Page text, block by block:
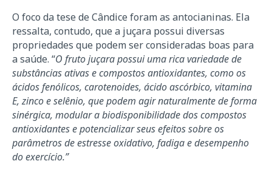
O foco da tese de Cândice foram as antocianinas. Ela
ressalta, contudo, que a juçara possui diversas
propriedades que podem ser consideradas boas para
a saúde. “O fruto juçara possui uma rica variedade de
substâncias ativas e compostos antioxidantes, como os
ácidos fenólicos, carotenoides, ácido ascórbico, vitamina
E, zinco e selênio, que podem agir naturalmente de forma
sinérgica, modular a biodisponibilidade dos compostos
antioxidantes e potencializar seus efeitos sobre os
parâmetros de estresse oxidativo, fadiga e desempenho
do exercício.”